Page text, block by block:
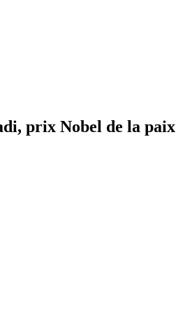
prix Nobel de la paix